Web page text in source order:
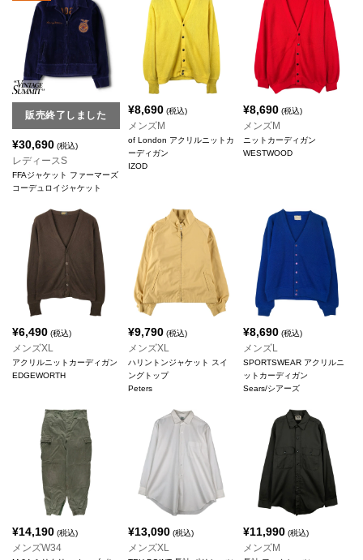
販売終了しました
¥30,690 (税込)
レディースS
FFAジャケット ファーマーズ
コーデュロイジャケット
¥8,690(税込)
メンズM
of London アクリルニットカ
ーディガン
IZOD
¥8,690 (税込)
メンズM
ニットカーディガン
WESTWOOD
¥6,490 (税込)
メンズXL
アクリルニットカーディガン
EDGEWORTH
¥9,790(税込)
メンズXL
ハリントンジャケット スイ
ングトップ
Peters
¥8,690 (税込)
メンズL
SPORTSWEAR アクリルニ
ットカーディガン
Sears/シアーズ
¥14,190 (税込)
メンズW34
¥13,090(税込)
メンズXL
¥11,990 (税込)
メンズM